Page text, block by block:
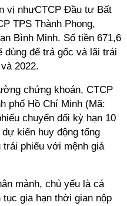
vị nhưCTCP Đầu tư Bất
TPS Thành Phong,
Bình Minh. Số tiền 671,6
dùng để trả gốc và lãi trái
2022.
chứng khoán, CTCP
phố Hồ Chí Minh (Mã:
chuyển đổi kỳ hạn 10
kiến huy động tổng
trái phiếu với mệnh giá
mảnh, chủ yếu là cá
gia hạn thời gian nộp